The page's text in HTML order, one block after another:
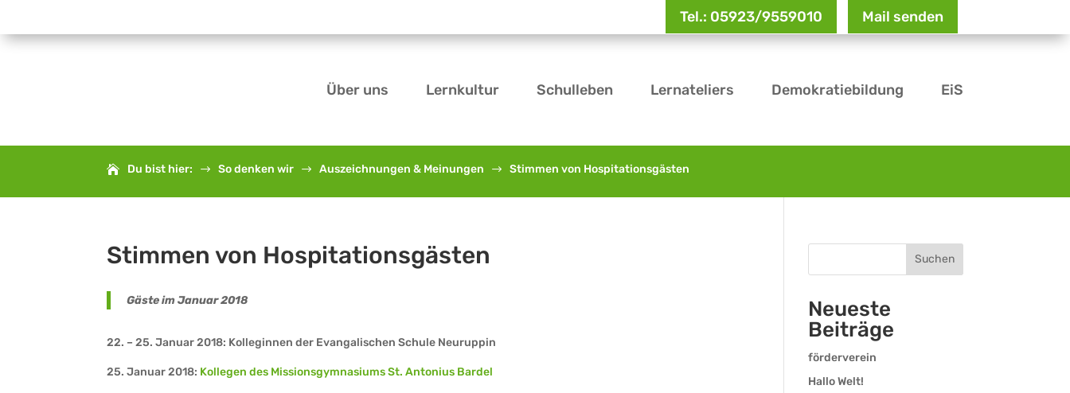
Tel.: 05923/9559010 Mail senden
Über uns Lernkultur Schulleben Lernateliers Demokratiebildung EiS
Du bist hier: $ So denken wir $ Auszeichnungen & Meinungen $ Stimmen von Hospitationsgästen
Stimmen von Hospitationsgästen
Gäste im Januar 2018
22. – 25. Januar 2018: Kolleginnen der Evangalischen Schule Neuruppin
25. Januar 2018: Kollegen des Missionsgymnasiums St. Antonius Bardel
Suchen
Neueste
Beiträge
förderverein
Hallo Welt!